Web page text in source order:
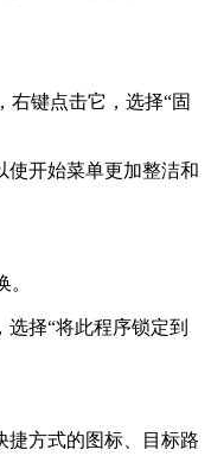
键点击它，选择“固
使开始菜单更加整洁和
择“将此程序锁定到
捷方式的图标、目标路